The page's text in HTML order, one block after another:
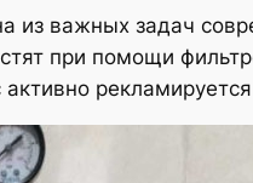
из важных задач
при помощи
активно